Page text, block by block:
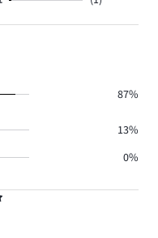
87%
13%
0%